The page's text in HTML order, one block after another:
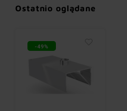
Ostatnio oglądane
-49%